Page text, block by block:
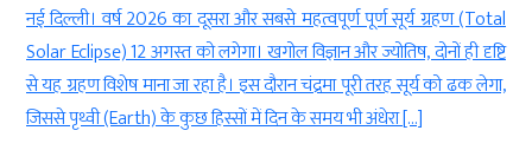
नई दिल्ली। वर्ष 2026 का दूसरा और सबसे महत्वपूर्ण पूर्ण सूर्य ग्रहण (Total
Solar Eclipse) 12 अगस्त को लगेगा। खगोल विज्ञान और ज्योतिष, दोनों ही दृष्टि
से यह ग्रहण विशेष माना जा रहा है। इस दौरान चंद्रमा पूरी तरह सूर्य को ढक लेगा,
जिससे पृथ्वी (Earth) के कुछ हिस्सों में दिन के समय भी अंधेरा […]